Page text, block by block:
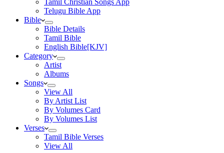
Tamil Christian Songs App
Telugu Bible App
Bible
Bible Details
Tamil Bible
English Bible[KJV]
Category
Artist
Albums
Songs
View All
By Artist List
By Volumes Card
By Volumes List
Verses
Tamil Bible Verses
View All